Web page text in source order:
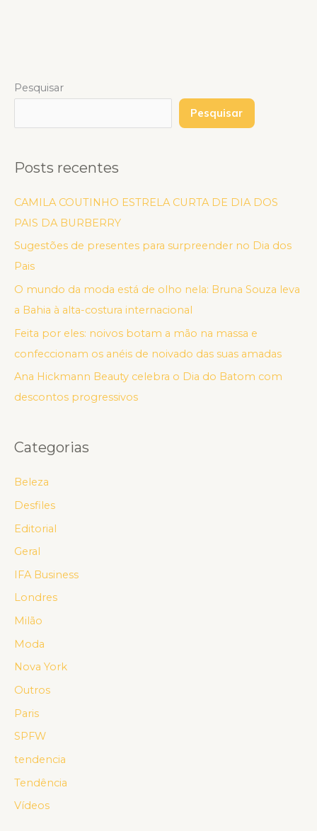
Pesquisar
Pesquisar
Posts recentes
CAMILA COUTINHO ESTRELA CURTA DE DIA DOS
PAIS DA BURBERRY
Sugestões de presentes para surpreender no Dia dos
Pais
O mundo da moda está de olho nela: Bruna Souza leva
a Bahia à alta-costura internacional
Feita por eles: noivos botam a mão na massa e
confeccionam os anéis de noivado das suas amadas
Ana Hickmann Beauty celebra o Dia do Batom com
descontos progressivos
Categorias
Beleza
Desfiles
Editorial
Geral
IFA Business
Londres
Milão
Moda
Nova York
Outros
Paris
SPFW
tendencia
Tendência
Vídeos